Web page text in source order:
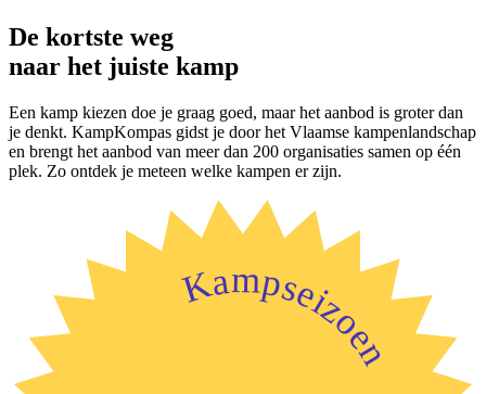
De kortste weg
naar het juiste kamp
Een kamp kiezen doe je graag goed, maar het aanbod is groter dan
je denkt. KampKompas gidst je door het Vlaamse kampenlandschap
en brengt het aanbod van meer dan 200 organisaties samen op één
plek. Zo ontdek je meteen welke kampen er zijn.
Kampseizoen